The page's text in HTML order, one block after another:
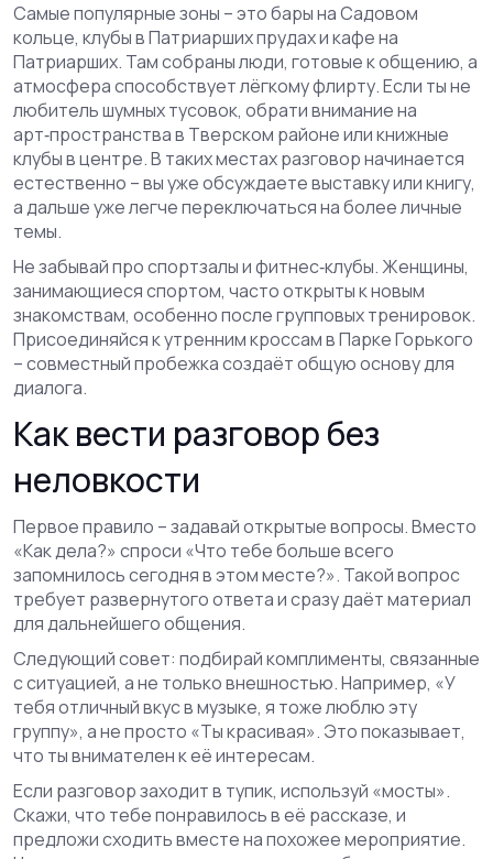
Самые популярные зоны – это бары на Садовом
кольце, клубы в Патриарших прудах и кафе на
Патриарших. Там собраны люди, готовые к общению, а
атмосфера способствует лёгкому флирту. Если ты не
любитель шумных тусовок, обрати внимание на
арт‑пространства в Тверском районе или книжные
клубы в центре. В таких местах разговор начинается
естественно – вы уже обсуждаете выставку или книгу,
а дальше уже легче переключаться на более личные
темы.
Не забывай про спортзалы и фитнес‑клубы. Женщины,
занимающиеся спортом, часто открыты к новым
знакомствам, особенно после групповых тренировок.
Присоединяйся к утренним кроссам в Парке Горького
– совместный пробежка создаёт общую основу для
диалога.
Как вести разговор без
неловкости
Первое правило – задавай открытые вопросы. Вместо
«Как дела?» спроси «Что тебе больше всего
запомнилось сегодня в этом месте?». Такой вопрос
требует развернутого ответа и сразу даёт материал
для дальнейшего общения.
Следующий совет: подбирай комплименты, связанные
с ситуацией, а не только внешностью. Например, «У
тебя отличный вкус в музыке, я тоже люблю эту
группу», а не просто «Ты красивая». Это показывает,
что ты внимателен к её интересам.
Если разговор заходит в тупик, используй «мосты».
Скажи, что тебе понравилось в её рассказе, и
предложи сходить вместе на похожее мероприятие.